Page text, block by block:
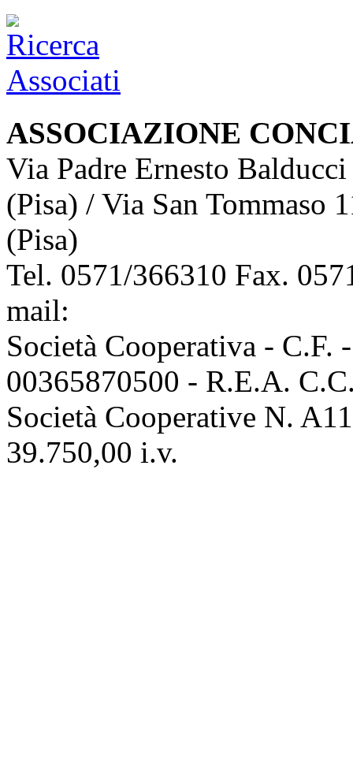
ASSOCIAZIONE
Via Padre Ernesto
(Pisa) / Via San Tommaso
(Pisa)
Tel. 0571/366310 Fax.
mail:
Società Cooperativa - C.F.
00365870500 - R.E.A.
Società Cooperative N.
39.750,00 i.v.